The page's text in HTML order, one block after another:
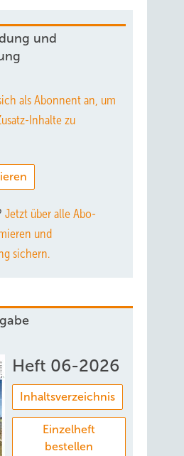
und
als Abonnent an, um
Inhalte zu
Jetzt über alle Abo-
und
sichern.
Heft 06-2026
Inhaltsverzeichnis
Einzelheft
bestellen